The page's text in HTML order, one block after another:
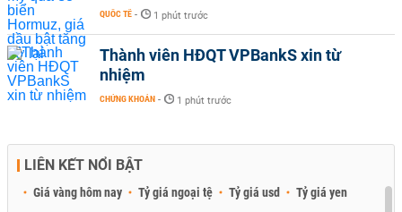
QUỐC TẾ - 1 phút trước
Thành viên HĐQT VPBankS xin từ
nhiệm
CHỨNG KHOÁN - 1 phút trước
LIÊN KẾT NỔI BẬT
Giá vàng hôm nay Tỷ giá ngoại tệ Tỷ giá usd
Tỷ giá yen